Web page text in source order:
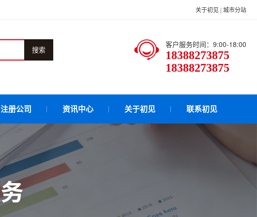
关于初见 | 城市分站
搜索
客户服务时间：9:00-18:00
18388273875
18388273875
注册公司 资讯中心 关于初见 联系初见